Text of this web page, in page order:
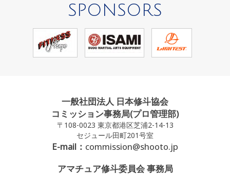
SPONSORS
一般社団法人 日本修斗協会
コミッション事務局(プロ管理部)
〒108-0023 東京都港区芝浦2-14-13
セジュール田町201号室
E-mail： commission@shooto.jp
アマチュア修斗委員会 事務局